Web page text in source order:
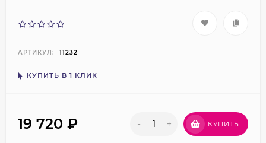
АРТИКУЛ: 11232
КУПИТЬ В 1 КЛИК
19 720 ₽ - + КУПИТЬ